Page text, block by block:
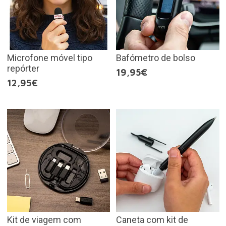
Microfone móvel tipo
repórter
12,95€
Bafómetro de bolso
19,95€
Kit de viagem com
Caneta com kit de